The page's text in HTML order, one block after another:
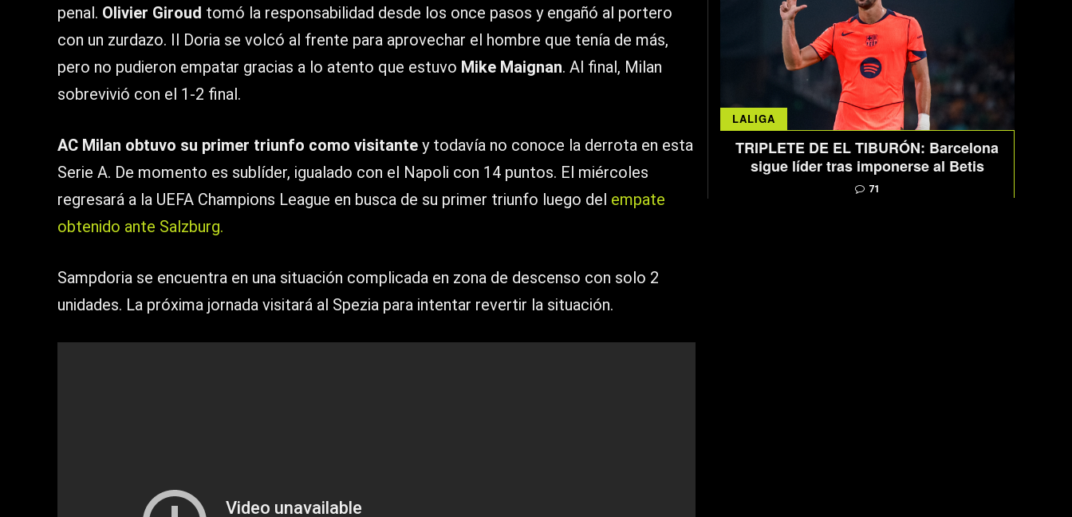
penal. Olivier Giroud tomó la responsabilidad desde los once pasos y engañó al portero
con un zurdazo. Il Doria se volcó al frente para aprovechar el hombre que tenía de más,
pero no pudieron empatar gracias a lo atento que estuvo Mike Maignan. Al final, Milan
sobrevivió con el 1-2 final.
AC Milan obtuvo su primer triunfo como visitante y todavía no conoce la derrota en esta
Serie A. De momento es sublíder, igualado con el Napoli con 14 puntos. El miércoles
regresará a la UEFA Champions League en busca de su primer triunfo luego del empate
obtenido ante Salzburg.
Sampdoria se encuentra en una situación complicada en zona de descenso con solo 2
unidades. La próxima jornada visitará al Spezia para intentar revertir la situación.
LALIGA
TRIPLETE DE EL TIBURÓN: Barcelona
sigue líder tras imponerse al Betis
71